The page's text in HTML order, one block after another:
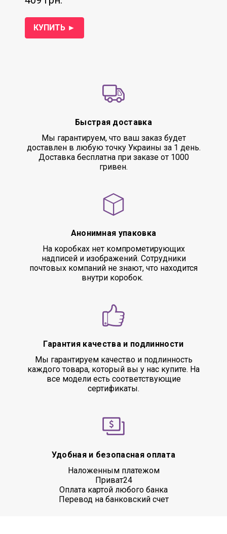
КУПИТЬ ►
Быстрая доставка
Мы гарантируем, что ваш заказ будет
доставлен в любую точку Украины за 1 день.
Доставка бесплатна при заказе от 1000
гривен.
Анонимная упаковка
На коробках нет компрометирующих
надписей и изображений. Сотрудники
почтовых компаний не знают, что находится
внутри коробок.
Гарантия качества и подлинности
Мы гарантируем качество и подлинность
каждого товара, который вы у нас купите. На
все модели есть соответствующие
сертификаты.
Удобная и безопасная оплата
Наложенным платежом
Приват24
Оплата картой любого банка
Перевод на банковский счет